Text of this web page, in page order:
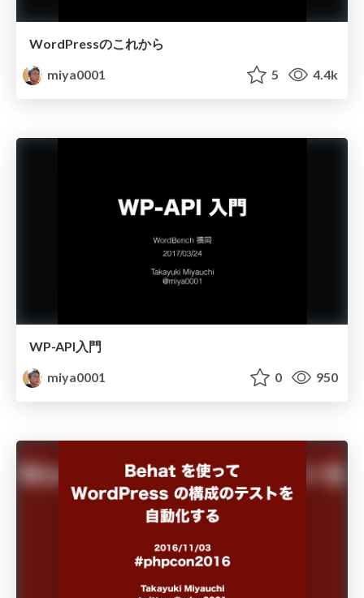
WordPressのこれから
miya0001
5 4.4k
WP-API入門
miya0001
0 950